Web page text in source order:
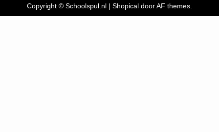
Copyright © Schoolspul.nl | Shopical door AF themes.